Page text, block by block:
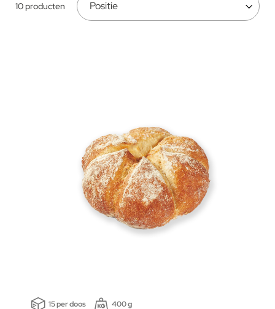
10producten
15 per doos 400 g